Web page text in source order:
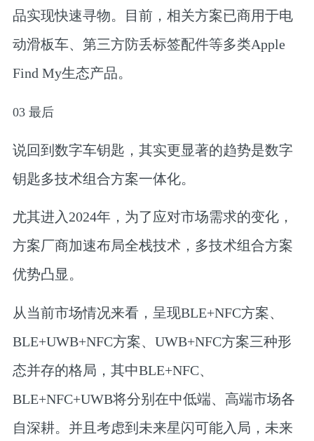
品实现快速寻物。目前，相关方案已商用于电
动滑板车、第三方防丢标签配件等多类Apple
Find My生态产品。
03 最后
说回到数字车钥匙，其实更显著的趋势是数字
钥匙多技术组合方案一体化。
尤其进入2024年，为了应对市场需求的变化，
方案厂商加速布局全栈技术，多技术组合方案
优势凸显。
从当前市场情况来看，呈现BLE+NFC方案、
BLE+UWB+NFC方案、UWB+NFC方案三种形
态并存的格局，其中BLE+NFC、
BLE+NFC+UWB将分别在中低端、高端市场各
自深耕。并且考虑到未来星闪可能入局，未来